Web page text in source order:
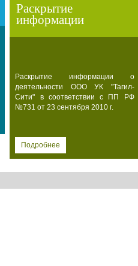
Раскрытие
информации
Раскрытие информации о
деятельности ООО УК "Тагил-
Сити" в соответствии с ПП РФ
№731 от 23 сентября 2010 г.
Подробнее